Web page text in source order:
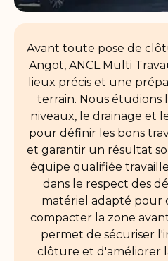
Avant toute pose de
Angot, ANCL Multi
lieux précis et une
terrain. Nous étudions
niveaux, le drainage et
pour définir les bons
et garantir un résultat
équipe qualifiée
dans le respect des
matériel adapté pour
compacter la zone
permet de sécuriser
clôture et d'améliorer